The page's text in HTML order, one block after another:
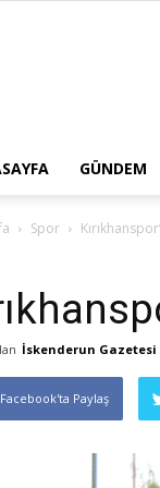
GÜNDEM
Spor
İskenderun Gazetesi
Facebook'ta Paylaş